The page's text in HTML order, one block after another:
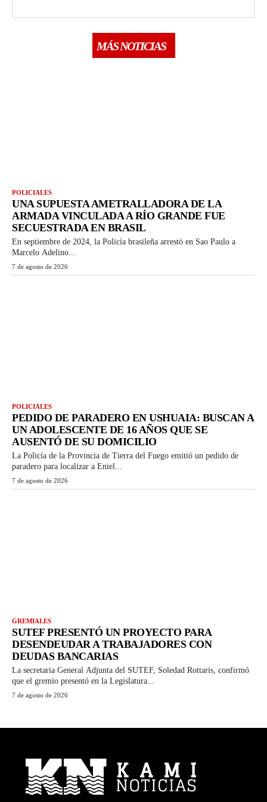
MÁS NOTICIAS
POLICIALES
UNA SUPUESTA AMETRALLADORA DE LA
ARMADA VINCULADA A RÍO GRANDE FUE
SECUESTRADA EN BRASIL
En septiembre de 2024, la Policía brasileña arrestó en Sao Paulo a
Marcelo Adelino...
7 de agosto de 2026
POLICIALES
PEDIDO DE PARADERO EN USHUAIA: BUSCAN A
UN ADOLESCENTE DE 16 AÑOS QUE SE
AUSENTÓ DE SU DOMICILIO
La Policía de la Provincia de Tierra del Fuego emitió un pedido de
paradero para localizar a Eniel...
7 de agosto de 2026
GREMIALES
SUTEF PRESENTÓ UN PROYECTO PARA
DESENDEUDAR A TRABAJADORES CON
DEUDAS BANCARIAS
La secretaria General Adjunta del SUTEF, Soledad Rottaris, confirmó
que el gremio presentó en la Legislatura...
7 de agosto de 2026